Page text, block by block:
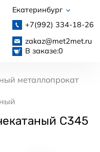
Екатеринбург
+7(992) 334-18-26
zakaz@met2met.ru
В заказе:0
металлопрокат
С345